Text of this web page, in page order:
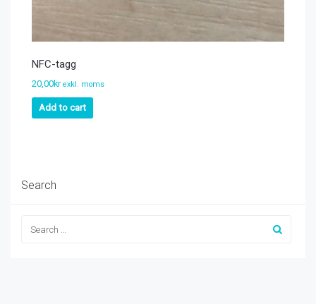
NFC-tagg
20,00kr exkl. moms
Add to cart
Search